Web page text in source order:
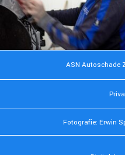
ASN Autoschade
Fotografie: Erwin